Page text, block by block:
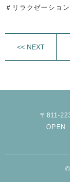
＃リラクゼーショ
<< NEXT
〒811-
OPEN
©